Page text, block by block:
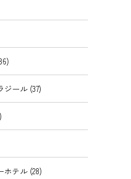
ール (37)
テル (28)